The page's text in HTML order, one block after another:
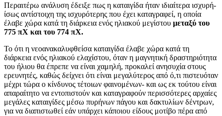
Περαιτέρω ανάλυση έδειξε πως η καταιγίδα ήταν ιδιαίτερα ισχυρή-
ίσως αντίστοιχη της ισχυρότερης που έχει καταγραφεί, η οποία
έλαβε χώρα κατά τη διάρκεια ενός ηλιακού μεγίστου μεταξύ του
775 πΧ και του 774 πΧ.
To ότι η νεοανακαλυφθείσα καταιγίδα έλαβε χώρα κατά τη
διάρκεια ενός ηλιακού ελαχίστου, όταν η μαγνητική δραστηριότητα
του ήλιου θα έπρεπε να είναι χαμηλή, προκαλεί ανησυχία στους
ερευνητές, καθώς δείχνει ότι είναι μεγαλύτερος από ό,τι πιστευόταν
μέχρι τώρα ο κίνδυνος τέτοιων φαινομένων- και ως εκ τούτου είναι
απαραίτητο να εντοπιστούν και καταγραφούν περισσότερες αρχαίες
μεγάλες καταιγίδες μέσω πυρήνων πάγου και δακτυλίων δέντρων,
για να διαπιστωθεί εάν υπάρχει κάποιου είδους μοτίβο πέρα από